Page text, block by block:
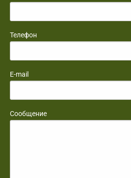
Телефон
E-mail
Сообщение